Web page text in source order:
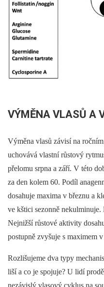
VÝMĚNA VLASŮ A
Výměna vlasů závisí na
uchovává vlastní růstový
přelomu srpna a září. V této
za den kolem 60. Podíl
dosahuje maxima v březnu a
ve kštici sezonně
Nejnižší růstové aktivity
postupně zvyšuje s maximem
Rozlišujeme dva typy
liší a co je spojuje? U lidí